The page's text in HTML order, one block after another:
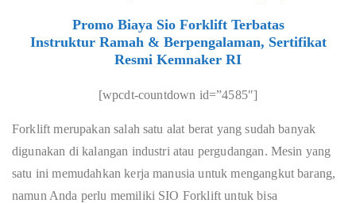
Promo Biaya Sio Forklift Terbatas
Instruktur Ramah & Berpengalaman, Sertifikat
Resmi Kemnaker RI
[wpcdt-countdown id=”4585″]
Forklift merupakan salah satu alat berat yang sudah banyak
digunakan di kalangan industri atau pergudangan. Mesin yang
satu ini memudahkan kerja manusia untuk mengangkut barang,
namun Anda perlu memiliki SIO Forklift untuk bisa